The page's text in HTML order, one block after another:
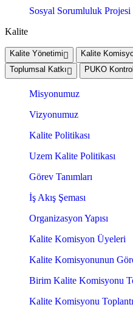
Sosyal Sorumluluk Projesi
Kalite
Kalite Yönetimi Kalite
Toplumsal Katkı
PUKO
Misyonumuz
Vizyonumuz
Kalite Politikası
Uzem Kalite Politikası
Görev Tanımları
İş Akış Şeması
Organizasyon Yapısı
Kalite Komisyon Üyeleri
Kalite Komisyonunun
Birim Kalite Komisyonu
Kalite Komisyonu